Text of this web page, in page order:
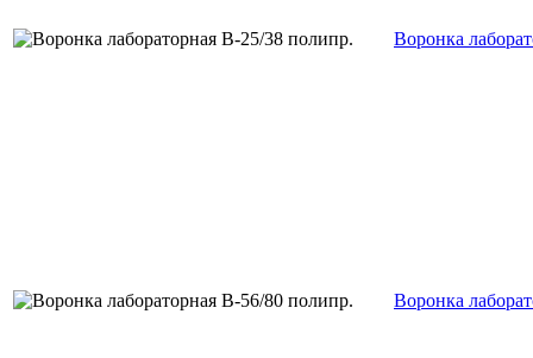
Воронка
Воронка